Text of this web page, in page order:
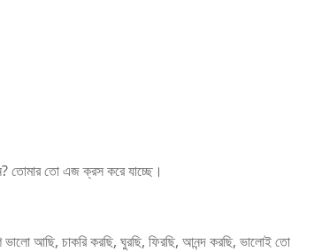
তোমার তো এজ ক্রস করে যাচ্ছে।
আছি, চাকরি করছি, ঘুরছি, ফিরছি, আনন্দ করছি, ভালোই তো